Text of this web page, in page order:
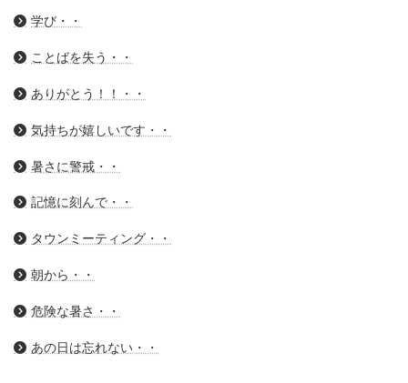
学び・・
ことばを失う・・
ありがとう！！・・
気持ちが嬉しいです・・
暑さに警戒・・
記憶に刻んで・・
タウンミーティング・・
朝から・・
危険な暑さ・・
あの日は忘れない・・